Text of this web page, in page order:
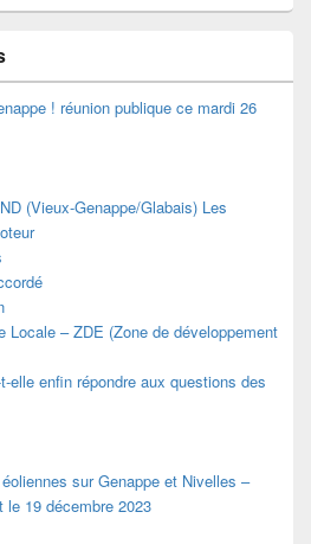
! réunion publique ce mardi 26
(Vieux-Genappe/Glabais) Les
Locale – ZDE (Zone de développement
elle enfin répondre aux questions des
sur Genappe et Nivelles –
le 19 décembre 2023